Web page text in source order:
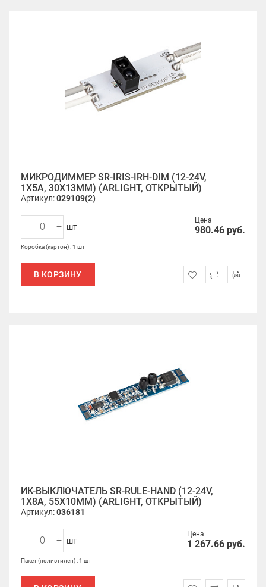
МИКРОДИММЕР SR-IRIS-IRH-DIM (12-24V,
1X5A, 30X13MM) (ARLIGHT, ОТКРЫТЫЙ)
Артикул:029109(2)
Цена
980.46 руб.
- + шт
Коробка (картон) : 1 шт
В КОРЗИНУ
ИК-ВЫКЛЮЧАТЕЛЬ SR-RULE-HAND (12-24V,
1X8A, 55X10MM) (ARLIGHT, ОТКРЫТЫЙ)
Артикул:036181
Цена
1 267.66 руб.
- + шт
Пакет (полиэтилен) : 1 шт